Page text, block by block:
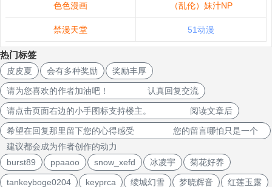
色色漫画 （乱伦）妹汁NP
禁漫天堂 51动漫
热门标签
皮皮夏 会有多种奖励 奖励丰厚
请为您喜欢的作者加油吧！ 认真回复交流
请点击页面右边的小手图标支持楼主。 阅读文章后
希望在回复那里留下您的心得感受 您的留言哪怕只是一个
建议都会成为作者创作的动力
burst89
ppaaoo snow_xefd 冰凌宇 菊花好养
tankeyboge0204 keyprca 绫城幻雪 梦晓辉音 红莲玉露